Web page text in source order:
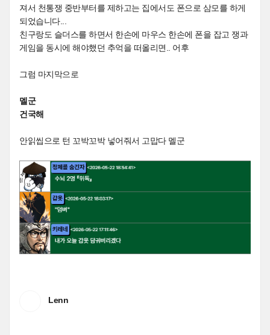
져서 천통쟁 중반부터를 제하고는 집에서도 폰으로 삼모를 하게
되었습니다...
친구랑도 슬더스를 하면서 한손에 마우스 한손에 폰을 잡고 쟁과
게임을 동시에 해야했던 추억을 떠올리면.. 어후
그럼 마지막으로
멜군
건국해
안읽씹으로 턴 꼬박꼬박 넣어줘서 고맙다 멜군
Lenn